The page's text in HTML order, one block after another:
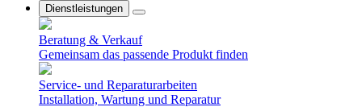
Dienstleistungen
Beratung & Verkauf
Gemeinsam das passende Produkt finden
Service- und Reparaturarbeiten
Installation, Wartung und Reparatur